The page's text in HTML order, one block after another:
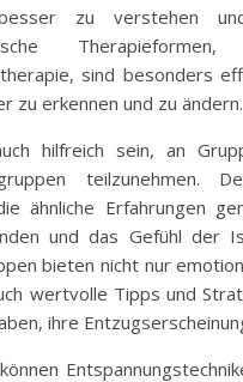
zu verstehen
sind besonders
zu erkennen und zu ändern.
hilfreich sein, an
teilzunehmen.
ähnliche Erfahrungen
und das Gefühl der
bieten nicht nur
wertvolle Tipps und
ihre